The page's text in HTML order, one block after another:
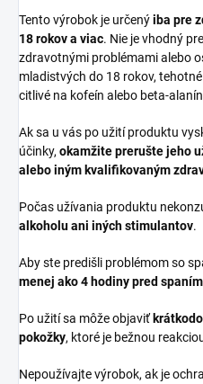
Tento výrobok je určenýiba pre
18 rokov a viac. Nie je vhodný
zdravotnými problémami alebo
mladistvých do 18 rokov,
citlivé na kofeín alebo beta-
Ak sa u vás po užití produktu
účinky, okamžite prerušte jeho
alebo iným kvalifikovaným
Počas užívania produktu
alkoholu ani iných stimulantov.
Aby ste predišli problémom so
menej ako 4 hodiny pred spaním
Po užití sa môže objaviť
pokožky, ktoré je bežnou
Nepoužívajte výrobok, ak je